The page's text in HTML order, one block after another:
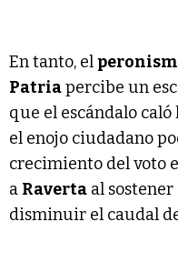
En tanto, el
Patriapercibe un
que el escándalo
el enojo ciudadano
crecimiento del voto
a Raverta al
disminuir el caudal